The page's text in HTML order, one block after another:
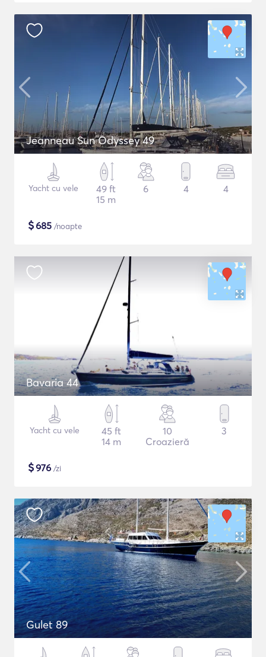
Jeanneau Sun Odyssey 49
Yacht cu vele
49 ft
15 m
6 4 4
$685 /noapte
Bavaria 44
Yacht cu vele
45 ft
14 m
10
Croazieră
3
$976 /zi
Gulet 89